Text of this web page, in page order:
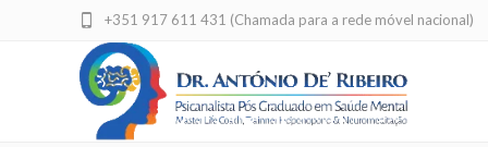
+351 917 611 431 (Chamada para a rede móvel nacional)